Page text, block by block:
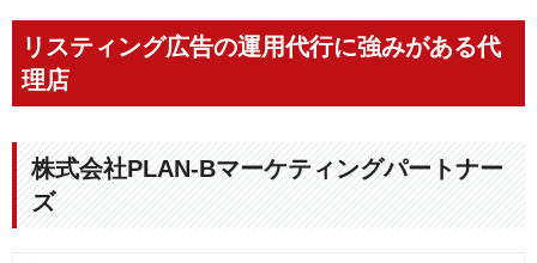
リスティング広告の運用代行に強みがある代
理店
株式会社PLAN-Bマーケティングパートナー
ズ